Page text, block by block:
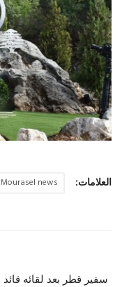
فيديو
حياة
العلامات: Mourasel news
سفير قطر بعد لقائه